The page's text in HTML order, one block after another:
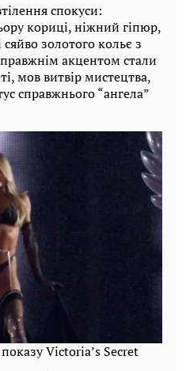
спокуси:
кориці, ніжний гіпюр,
сяйво золотого кольє з
акцентом стали
мов витвір мистецтва,
справжнього “ангела”
Victoria’s Secret